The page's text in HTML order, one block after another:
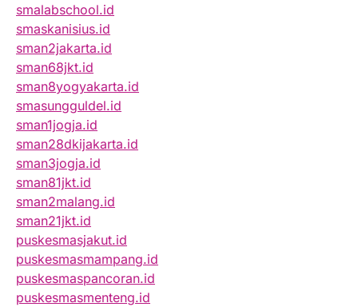
smalabschool.id
smaskanisius.id
sman2jakarta.id
sman68jkt.id
sman8yogyakarta.id
smasungguldel.id
sman1jogja.id
sman28dkijakarta.id
sman3jogja.id
sman81jkt.id
sman2malang.id
sman21jkt.id
puskesmasjakut.id
puskesmasmampang.id
puskesmaspancoran.id
puskesmasmenteng.id